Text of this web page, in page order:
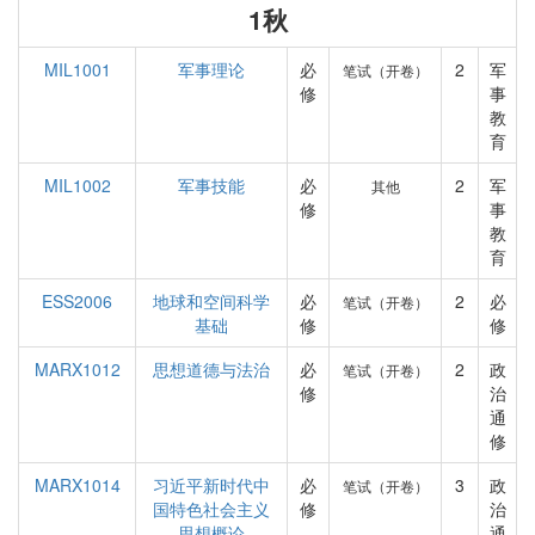
1秋
MIL1001 军事理论
必
修
笔试（开卷） 2
军
事
教
育
MIL1002
军事技能
必
修
其他 2
军
事
教
育
ESS2006
地球和空间科学
基础
必
修
笔试（开卷） 2
必
修
MARX1012
思想道德与法治
必
修
笔试（开卷） 2
政
治
通
修
MARX1014
习近平新时代中
国特色社会主义
必
修
笔试（开卷） 3
政
治